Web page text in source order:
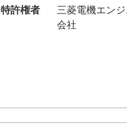
特許権者
三菱電機エン
会社